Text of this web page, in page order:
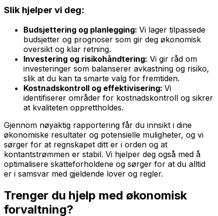
Slik hjelper vi deg:
Budsjettering og planlegging: Vi lager tilpassede
budsjetter og prognoser som gir deg økonomisk
oversikt og klar retning.
Investering og risikohåndtering: Vi gir råd om
investeringer som balanserer avkastning og risiko,
slik at du kan ta smarte valg for fremtiden.
Kostnadskontroll og effektivisering: Vi
identifiserer områder for kostnadskontroll og sikrer
at kvaliteten opprettholdes.
Gjennom nøyaktig rapportering får du innsikt i dine
økonomiske resultater og potensielle muligheter, og vi
sørger for at regnskapet ditt er i orden og at
kontantstrømmen er stabil. Vi hjelper deg også med å
optimalisere skatteforholdene og sørger for at du alltid
er i samsvar med gjeldende lover og regler.
Trenger du hjelp med økonomisk
forvaltning?